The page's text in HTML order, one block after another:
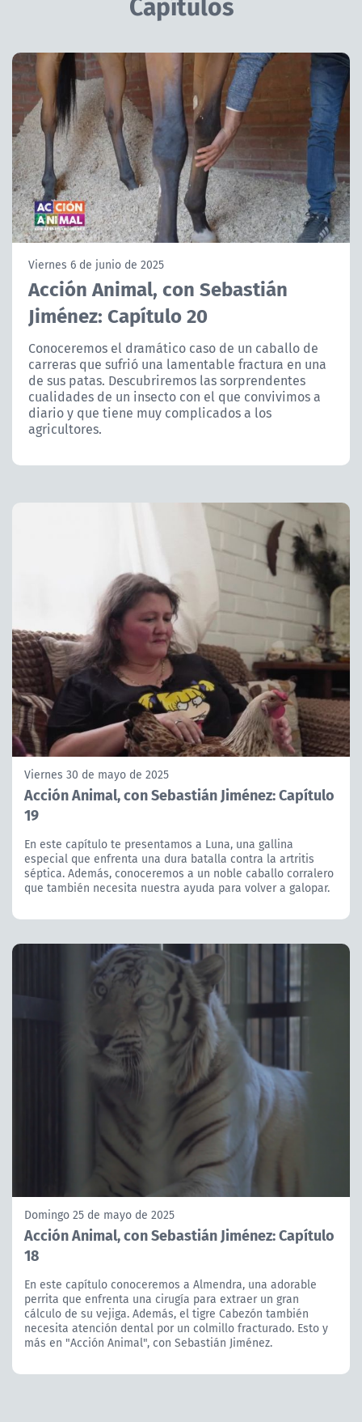
ACTUALIDAD Y TENDENCIAS
CORPORATIVO Y TRANSPARENCIA
CANAL DE DENUNCIAS
ÁREA DE PROYECTOS
Viernes 6 de junio de 2025
Acción Animal, con Sebastián
Jiménez: Capítulo 20
Conoceremos el dramático caso de un caballo de
carreras que sufrió una lamentable fractura en una
de sus patas. Descubriremos las sorprendentes
cualidades de un insecto con el que convivimos a
diario y que tiene muy complicados a los
agricultores.
Viernes 30 de mayo de 2025
Acción Animal, con Sebastián Jiménez: Capítulo
19
En este capítulo te presentamos a Luna, una gallina
especial que enfrenta una dura batalla contra la artritis
séptica. Además, conoceremos a un noble caballo corralero
que también necesita nuestra ayuda para volver a galopar.
Domingo 25 de mayo de 2025
Acción Animal, con Sebastián Jiménez: Capítulo
18
En este capítulo conoceremos a Almendra, una adorable
perrita que enfrenta una cirugía para extraer un gran
cálculo de su vejiga. Además, el tigre Cabezón también
necesita atención dental por un colmillo fracturado. Esto y
más en "Acción Animal", con Sebastián Jiménez.